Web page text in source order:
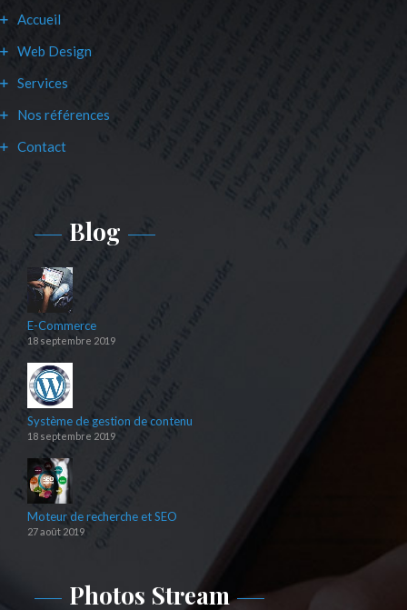
Accueil
Web Design
Services
Nos références
Contact
Blog
E-Commerce
18 septembre 2019
Système de gestion de contenu
18 septembre 2019
Moteur de recherche et SEO
27 août 2019
Photos Stream